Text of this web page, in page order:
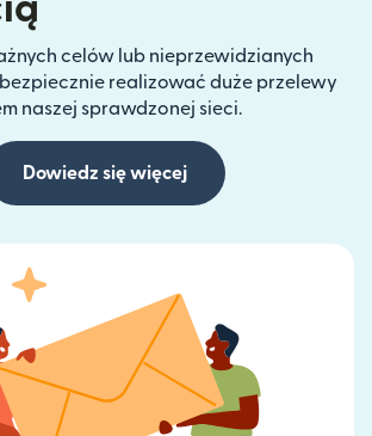
celów lub nieprzewidzianych
realizować duże przelewy
naszej sprawdzonej sieci.
Dowiedz się więcej